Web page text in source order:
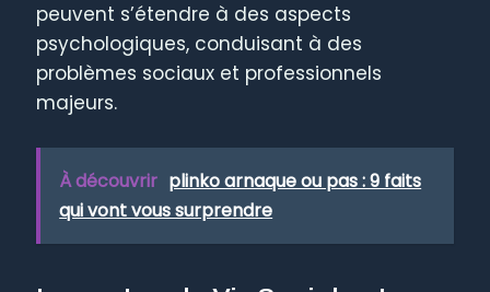
peuvent s’étendre à des aspects
psychologiques, conduisant à des
problèmes sociaux et professionnels
majeurs.
À découvrir plinko arnaque ou pas : 9 faits
qui vont vous surprendre